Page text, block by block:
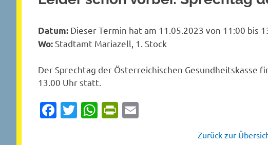
Datum: Dieser Termin hat am 11.05.2023 von 11:00 bis
Wo: Stadtamt Mariazell, 1. Stock
Der Sprechtag der Österreichischen Gesundheitskasse
13.00 Uhr statt.
Facebook
Twitter
WhatsApp
PrintFriendly
Zurück zur